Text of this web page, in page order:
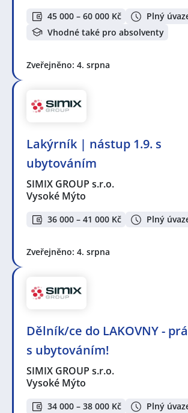
45 000 – 60 000 Kč
Plný
Vhodné také pro absolventy
Zveřejněno: 4. srpna
Lakýrník | nástup 1.9. s
ubytováním
SIMIX GROUP s.r.o.
Vysoké Mýto
36 000 – 41 000 Kč Plný
Zveřejněno: 4. srpna
Dělník/ce do LAKOVNY -
s ubytováním!
SIMIX GROUP s.r.o.
Vysoké Mýto
34 000 – 38 000 Kč Plný